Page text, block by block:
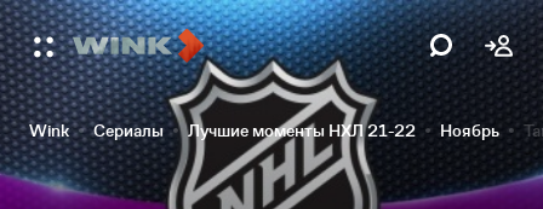
Wink Сериалы Лучшие моменты НХЛ 21-22 Ноябрь